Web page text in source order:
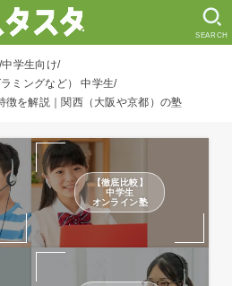
SEARCH
中学生向け
ミングなど） 中学生
徴を解説｜関西（大阪や京都）の塾
【徹底比較】
中学生
オンライン塾